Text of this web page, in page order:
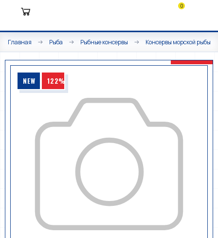
0
Главная Рыба Рыбные консервы Консервы морской рыбы
NEW 122%